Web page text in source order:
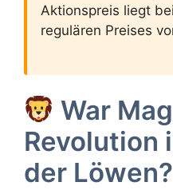
Aktionspreis liegt
regulären Preises
War
Revolution
der Löwen?